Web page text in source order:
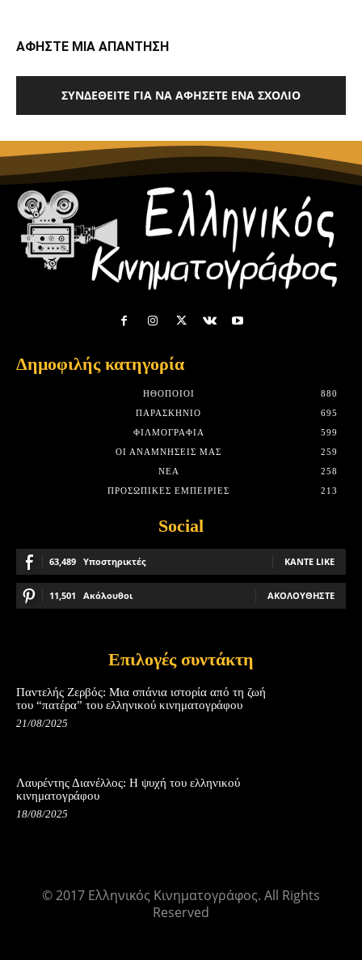
ΑΦΗΣΤΕ ΜΙΑ ΑΠΑΝΤΗΣΗ
ΣΥΝΔΕΘΕΊΤΕ ΓΙΑ ΝΑ ΑΦΉΣΕΤΕ ΈΝΑ ΣΧΌΛΙΟ
Δημοφιλής κατηγορία
HΘΟΠΟΙΟΊ
880
ΠΑΡΑΣΚΉΝΙΟ
695
ΦΙΛΜΟΓΡΑΦΊΑ
599
ΟΙ ΑΝΑΜΝΉΣΕΙΣ ΜΑΣ
259
ΝΈΑ
258
ΠΡΟΣΩΠΙΚΈΣ ΕΜΠΕΙΡΊΕΣ
213
Social
63,489 Υποστηρικτές ΚΆΝΤΕ LIKE
11,501 Ακόλουθοι ΑΚΟΛΟΥΘΉΣΤΕ
Επιλογές συντάκτη
Παντελής Ζερβός: Μια σπάνια ιστορία από τη ζωή
του “πατέρα” του ελληνικού κινηματογράφου
21/08/2025
Λαυρέντης Διανέλλος: Η ψυχή του ελληνικού
κινηματογράφου
18/08/2025
© 2017 Ελληνικός Κινηματογράφος. All Rights
Reserved